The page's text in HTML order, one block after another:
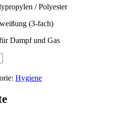
/ Polyester
(3-fach)
Dampf und Gas
Hygiene